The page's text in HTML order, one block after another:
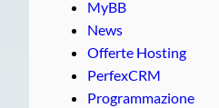
MyBB
News
Offerte Hosting
PerfexCRM
Programmazione